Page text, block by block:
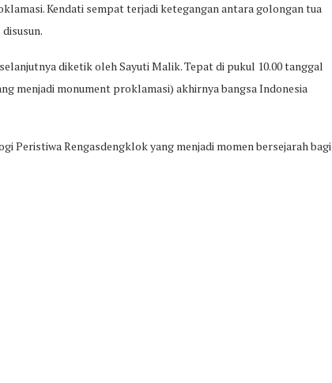
Kendati sempat terjadi ketegangan antara golongan tua
diketik oleh Sayuti Malik. Tepat di pukul 10.00 tanggal
menjadi monument proklamasi) akhirnya bangsa Indonesia
Peristiwa Rengasdengklok yang menjadi momen bersejarah bagi